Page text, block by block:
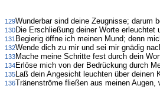
129Wunderbar sind deine Zeugnisse; darum
130Die Erschließung deiner Worte
131 Begierig öffne ich meinen Mund; denn
132Wende dich zu mir und sei mir gnädig
133Mache meine Schritte fest durch dein
134Erlöse mich von der Bedrückung durch
135Laß dein Angesicht leuchten über deinen
136Tränenströme fließen aus meinen